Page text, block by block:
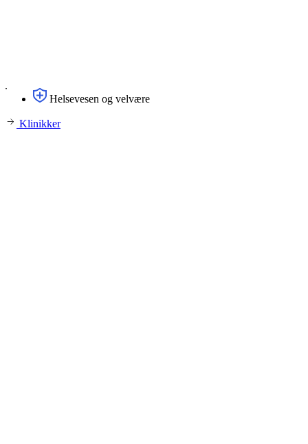
Helsevesen og velvære
Klinikker